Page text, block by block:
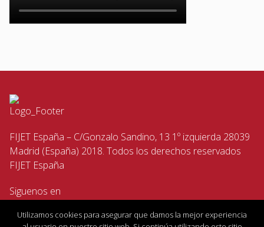
FIJET España – C/Gonzalo Sandino, 13 1º izquierda 28039
Madrid (España) 2018. Todos los derechos reservados
FIJET España
Siguenos en
Utilizamos cookies para asegurar que damos la mejor experiencia